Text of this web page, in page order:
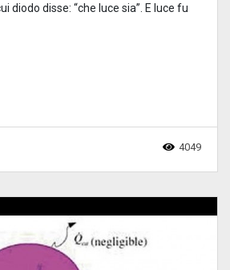
diodo disse: “che luce sia”. E luce fu
4049